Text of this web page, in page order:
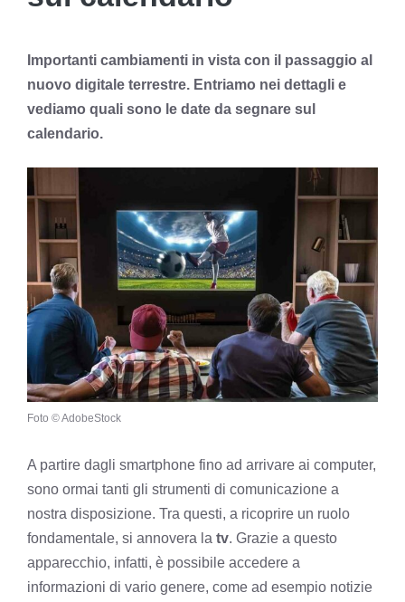
Importanti cambiamenti in vista con il passaggio al
nuovo digitale terrestre. Entriamo nei dettagli e
vediamo quali sono le date da segnare sul
calendario.
Foto © AdobeStock
A partire dagli smartphone fino ad arrivare ai computer,
sono ormai tanti gli strumenti di comunicazione a
nostra disposizione. Tra questi, a ricoprire un ruolo
fondamentale, si annovera la tv. Grazie a questo
apparecchio, infatti, è possibile accedere a
informazioni di vario genere, come ad esempio notizie